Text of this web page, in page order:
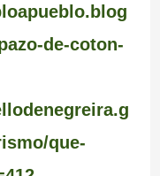
de-coton-
que-